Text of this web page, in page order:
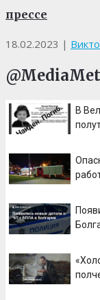
прессе
18.02.2023 |
В